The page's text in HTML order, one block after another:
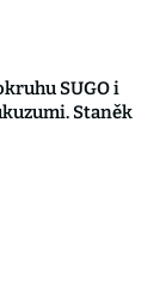
SUGO i
Staněk